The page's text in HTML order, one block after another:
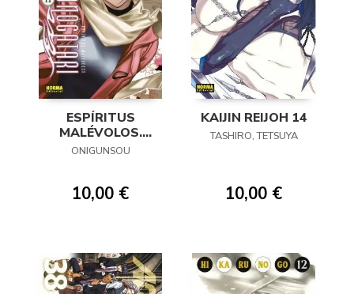
ESPÍRITUS
MALÉVOLOS.
MONONOGATARI
ONIGUNSOU
10,00 €
KAIJIN REIJOH 14
TASHIRO, TETSUYA
10,00 €